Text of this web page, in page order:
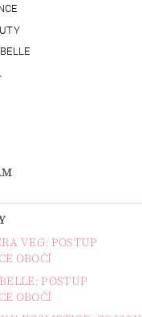
VEG: POSTUP
OBOČÍ
POSTUP
OBOČÍ